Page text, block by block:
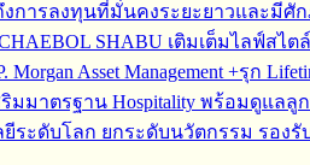
งการลงทุนที่มั่นคงระยะยาวและมีศั
SHABU เติมเต็มไลฟ์สไ
Asset Management +รุก
ริมมาตรฐาน Hospitality พร้อมดูแล
ยีระดับโลก ยกระดับนวัตกรรม รอง